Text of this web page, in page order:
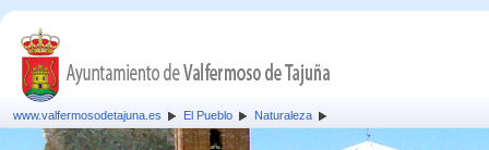
www.valfermosodetajuna.es El Pueblo Naturaleza